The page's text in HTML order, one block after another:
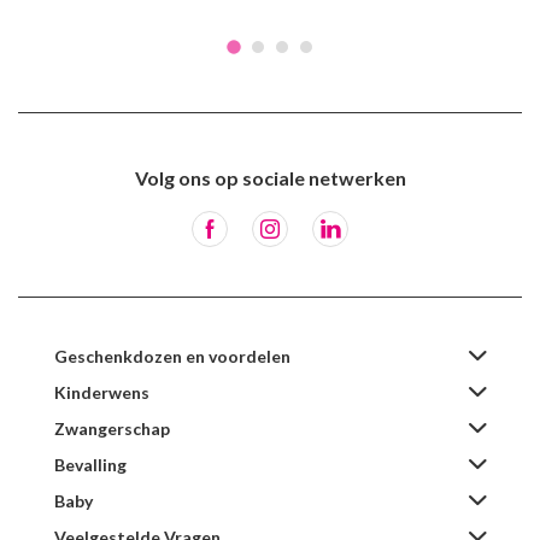
Volg ons op sociale netwerken
Geschenkdozen en voordelen
Kinderwens
Zwangerschap
Bevalling
Baby